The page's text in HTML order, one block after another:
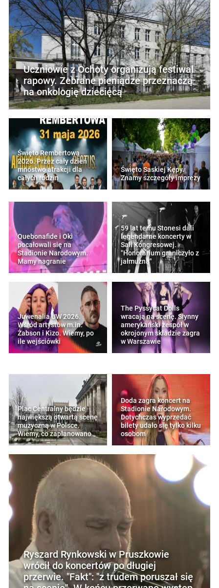
Uczniowie z Ochoty organizują festiwal
rapowy. Zebrane pieniądze przeznaczą
na onkologię dziecięcą
Święto Rembertowa
2026. Przez cały dzień
mnóstwo atrakcji dla
całych rodzin
Święto Saskiej Kępy.
Znamy szczegóły imprezy
Quebonafide i Oki
pocałowali się na
Stadionie Narodowym.
Mamy nagranie
59 lat temu Stonesi dali
legendarne koncerty w
Sali Kongresowej.
"Honorarium graniczyło z
jałmużną"
Juwenalia UW 2026.
Wśród artystów m.in.
Żabson i Kizo. Wiemy, po
ile wejściówki
The Pyssycat Dolls
wracają na scenę. Słynny
amerykański zespół w
okrojonym składzie zagra
w Warszawie
Plac Centralny będzie
największą otwartą scenę
muzyczną w Polsce.
Wiemy, co zaplanowano
Doda zagra koncert na
Stadionie Narodowym.
Dotychczas wyprzedać
bilety udało się tylko kilku
osobom
Ryszard Rynkowski w Pruszkowie
wrócił do koncertów po długiej
przerwie. "Fakt": "z trudem poruszał się